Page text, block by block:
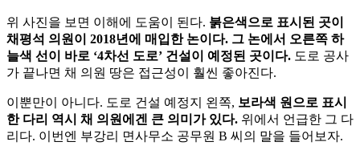
위 사진을 보면 이해에 도움이 된다. 붉은색으로 표시된 곳이
채평석 의원이 2018년에 매입한 논이다. 그 논에서 오른쪽 하
늘색 선이 바로 ‘4차선 도로’ 건설이 예정된 곳이다. 도로 공사
가 끝나면 채 의원 땅은 접근성이 훨씬 좋아진다.
이뿐만이 아니다. 도로 건설 예정지 왼쪽, 보라색 원으로 표시
한 다리 역시 채 의원에겐 큰 의미가 있다. 위에서 언급한 그 다
리다. 이번엔 부강리 면사무소 공무원 B 씨의 말을 들어보자.